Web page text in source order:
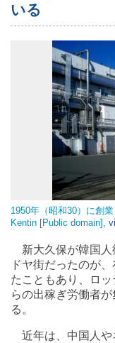
いる
1950年（昭和30）に創
Kentin [Public domain],
新大久保が韓国人
ドヤ街だったのが
たこともあり、ロ
らの出稼ぎ労働者
る。
近年は、中国人や